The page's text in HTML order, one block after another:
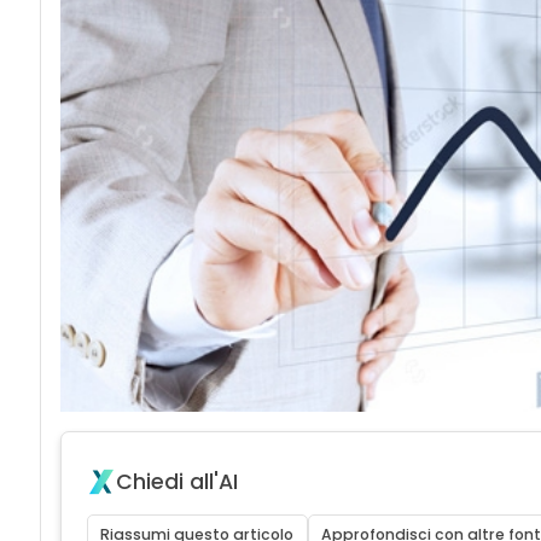
Chiedi all'AI
Riassumi questo articolo Approfondisci con altre